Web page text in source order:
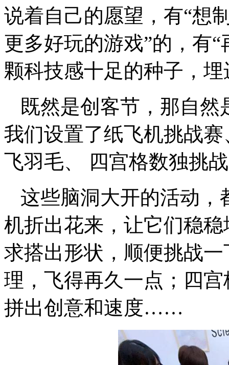
说着自己的愿望，有“想
更多好玩的游戏”的，有
颗科技感十足的种子，
既然是创客节，那自
我们设置了纸飞机挑战
飞羽毛、 四宫格数独挑
这些脑洞大开的活动，
机折出花来，让它们稳
求搭出形状，顺便挑战
理，飞得再久一点；四
拼出创意和速度……